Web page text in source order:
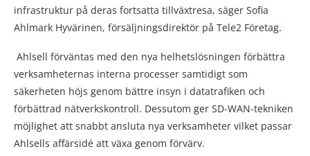
infrastruktur på deras fortsatta tillväxtresa, säger Sofia
Ahlmark Hyvärinen, försäljningsdirektör på Tele2 Företag.
Ahlsell förväntas med den nya helhetslösningen förbättra
verksamheternas interna processer samtidigt som
säkerheten höjs genom bättre insyn i datatrafiken och
förbättrad nätverkskontroll. Dessutom ger SD-WAN-tekniken
möjlighet att snabbt ansluta nya verksamheter vilket passar
Ahlsells affärsidé att växa genom förvärv.